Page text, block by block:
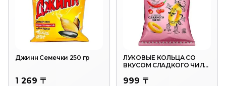
Джинн Семечки 250 гр
1 269 〒
ЛУКОВЫЕ КОЛЬЦА СО
ВКУСОМ СЛАДКОГО ЧИЛИ
999 〒